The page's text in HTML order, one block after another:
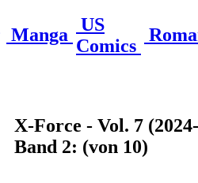
Manga
US
Comics
X-Force - Vol. 7
Band 2: (von 10)